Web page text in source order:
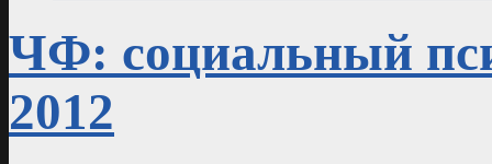
ЧФ: социальный
2012